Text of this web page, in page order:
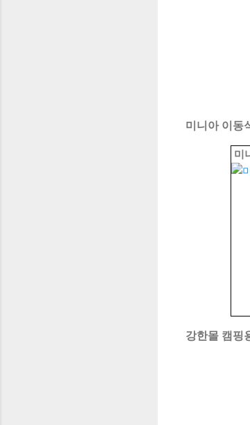
미니아 이동
미
강한몰 캠핑